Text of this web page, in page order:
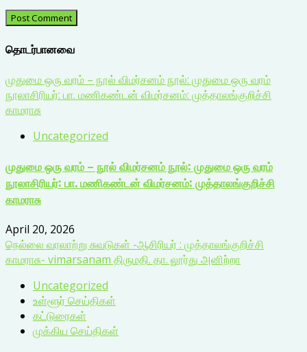
தொடர்பானவை
முதுமை ஒரு வரம் – நூல் விமர்சனம் நூல்: முதுமை ஒரு வரம்
நூலாசிரியர்: பா. மணிகண்டன் விமர்சனம்: முத்தாலங்குறிச்சி
காமராசு
Uncategorized
முதுமை ஒரு வரம் – நூல் விமர்சனம் நூல்: முதுமை ஒரு வரம்
நூலாசிரியர்: பா. மணிகண்டன் விமர்சனம்: முத்தாலங்குறிச்சி
காமராசு
April 20, 2026
நெல்லை வரலாற்று சுவடுகள் -ஆசிரியர் : முத்தாலங்குறிச்சி
காமராசு- vimarsanam திருமதி. தா. லூர்து அனிற்றா
Uncategorized
உள்ளூர் செய்திகள்
கட்டுரைகள்
முக்கிய செய்திகள்